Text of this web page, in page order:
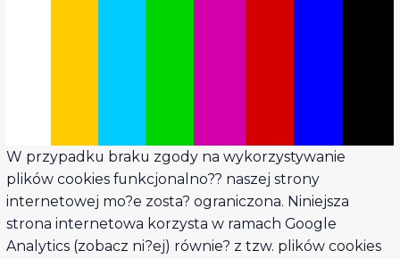
W przypadku braku zgody na wykorzystywanie
plików cookies funkcjonalno?? naszej strony
internetowej mo?e zosta? ograniczona. Niniejsza
strona internetowa korzysta w ramach Google
Analytics (zobacz ni?ej) równie? z tzw. plików cookies